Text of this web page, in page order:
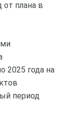
плана в
2025 года на
период